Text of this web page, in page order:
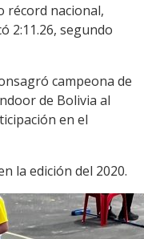
récord nacional,
2:11.26, segundo
campeona de
de Bolivia al
en el
la edición del 2020.